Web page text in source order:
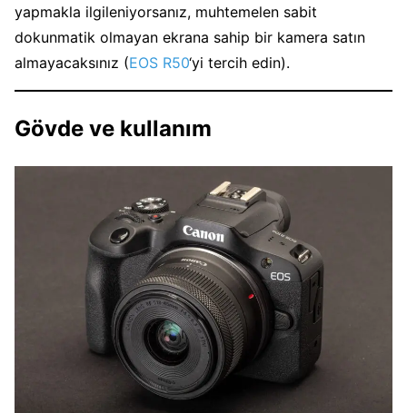
yapmakla ilgileniyorsanız, muhtemelen sabit
dokunmatik olmayan ekrana sahip bir kamera satın
almayacaksınız (EOS R50‘yi tercih edin).
Gövde ve kullanım